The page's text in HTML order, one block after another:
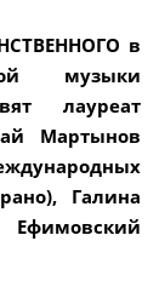
в
музыки
лауреат
Мартынов
Галина